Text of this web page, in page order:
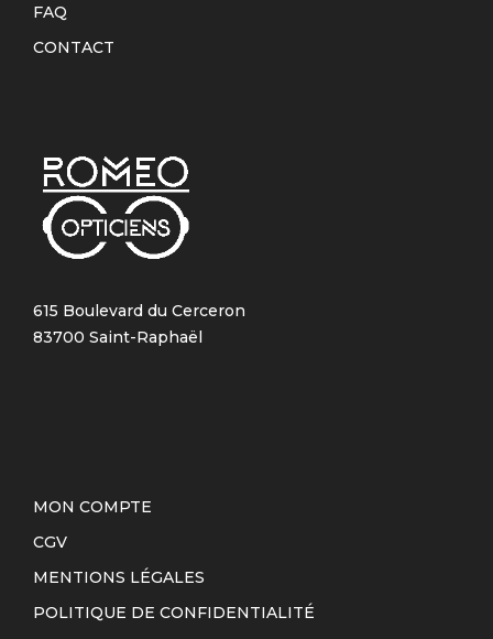
FAQ
CONTACT
615 Boulevard du Cerceron
83700 Saint-Raphaël
MON COMPTE
CGV
MENTIONS LÉGALES
POLITIQUE DE CONFIDENTIALITÉ